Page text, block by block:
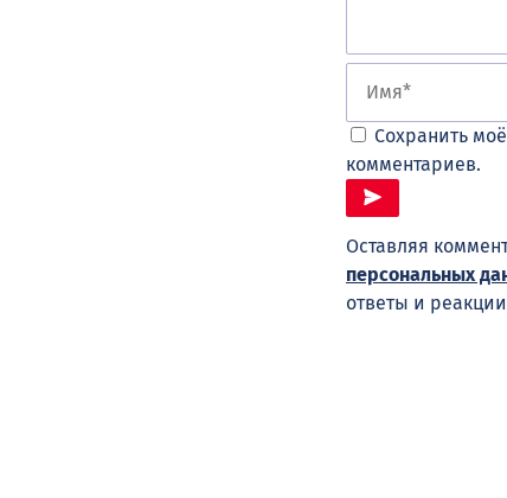
Сохранить
комментариев.
Оставляя
персональных
ответы и